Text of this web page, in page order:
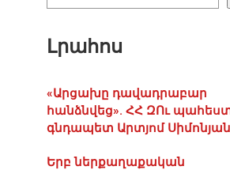
Լրահոս
«Արցախը դավադրաբար
հանձնվեց». ՀՀ ԶՈւ
գնդապետ Արտյոմ Սիմոնյան
Երբ ներքաղաքական